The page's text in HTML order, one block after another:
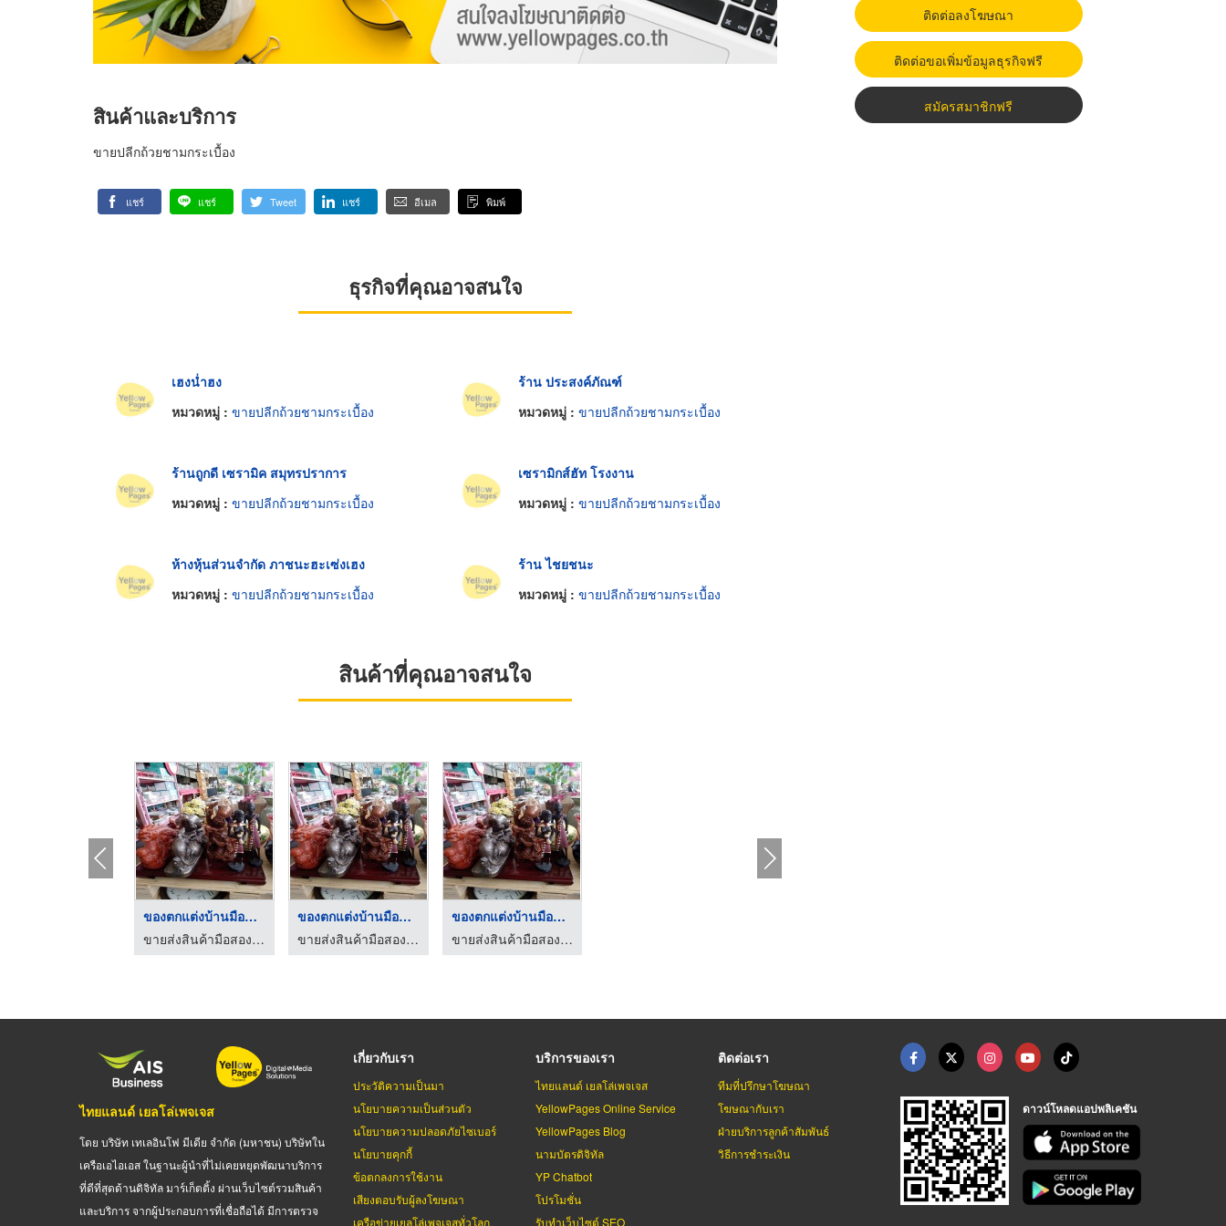
สินค้าและบริการ
ขายปลีกถ้วยชามกระเบื้อง
แชร์ แชร์ Tweet แชร์ อีเมล พิมพ์
ธุรกิจที่คุณอาจสนใจ
เฮงน่ำฮง
หมวดหมู่ : ขายปลีกถ้วยชามกระเบื้อง
ร้าน ประสงค์ภัณฑ์
หมวดหมู่ : ขายปลีกถ้วยชามกระเบื้อง
ร้านถูกดี เซรามิค สมุทรปราการ
หมวดหมู่ : ขายปลีกถ้วยชามกระเบื้อง
เซรามิกส์ฮัท โรงงาน
หมวดหมู่ : ขายปลีกถ้วยชามกระเบื้อง
ห้างหุ้นส่วนจำกัด ภาชนะฮะเซ่งเฮง
หมวดหมู่ : ขายปลีกถ้วยชามกระเบื้อง
ร้าน ไชยชนะ
หมวดหมู่ : ขายปลีกถ้วยชามกระเบื้อง
สินค้าที่คุณอาจสนใจ
ของตกแต่งบ้านมือสอง
ขายส่งสินค้ามือสองญี่ปุ่น-สินี คราฟท์ พิค แอนด์ โค
ของตกแต่งบ้านมือสอง
ขายส่งสินค้ามือสองญี่ปุ่น-สินี คราฟท์ พิค แอนด์ โค
ของตกแต่งบ้านมือสอง
ขายส่งสินค้ามือสองญี่ปุ่น-สินี คราฟท์ พิค แอนด์ โค
ติดต่อลงโฆษณา
ติดต่อขอเพิ่มข้อมูลธุรกิจฟรี
สมัครสมาชิกฟรี
ไทยแลนด์ เยลโล่เพจเจส
โดย บริษัท เทเลอินโฟ มีเดีย จำกัด (มหาชน) บริษัทใน
เครือเอไอเอส ในฐานะผู้นำที่ไม่เคยหยุดพัฒนาบริการ
ที่ดีที่สุดด้านดิจิทัล มาร์เก็ตติ้ง ผ่านเว็บไซต์รวมสินค้า
และบริการ จากผู้ประกอบการที่เชื่อถือได้ มีการตรวจ
เกี่ยวกับเรา
ประวัติความเป็นมา
นโยบายความเป็นส่วนตัว
นโยบายความปลอดภัยไซเบอร์
นโยบายคุกกี้
ข้อตกลงการใช้งาน
เสียงตอบรับผู้ลงโฆษณา
เครือข่ายเยลโล่เพจเจสทั่วโลก
บริการของเรา
ไทยแลนด์ เยลโล่เพจเจส
YellowPages Online Service
YellowPages Blog
นามบัตรดิจิทัล
YP Chatbot
โปรโมชั่น
รับทำเว็บไซต์ SEO
ติดต่อเรา
ทีมที่ปรึกษาโฆษณา
โฆษณากับเรา
ฝ่ายบริการลูกค้าสัมพันธ์
วิธีการชำระเงิน
ดาวน์โหลดแอปพลิเคชัน